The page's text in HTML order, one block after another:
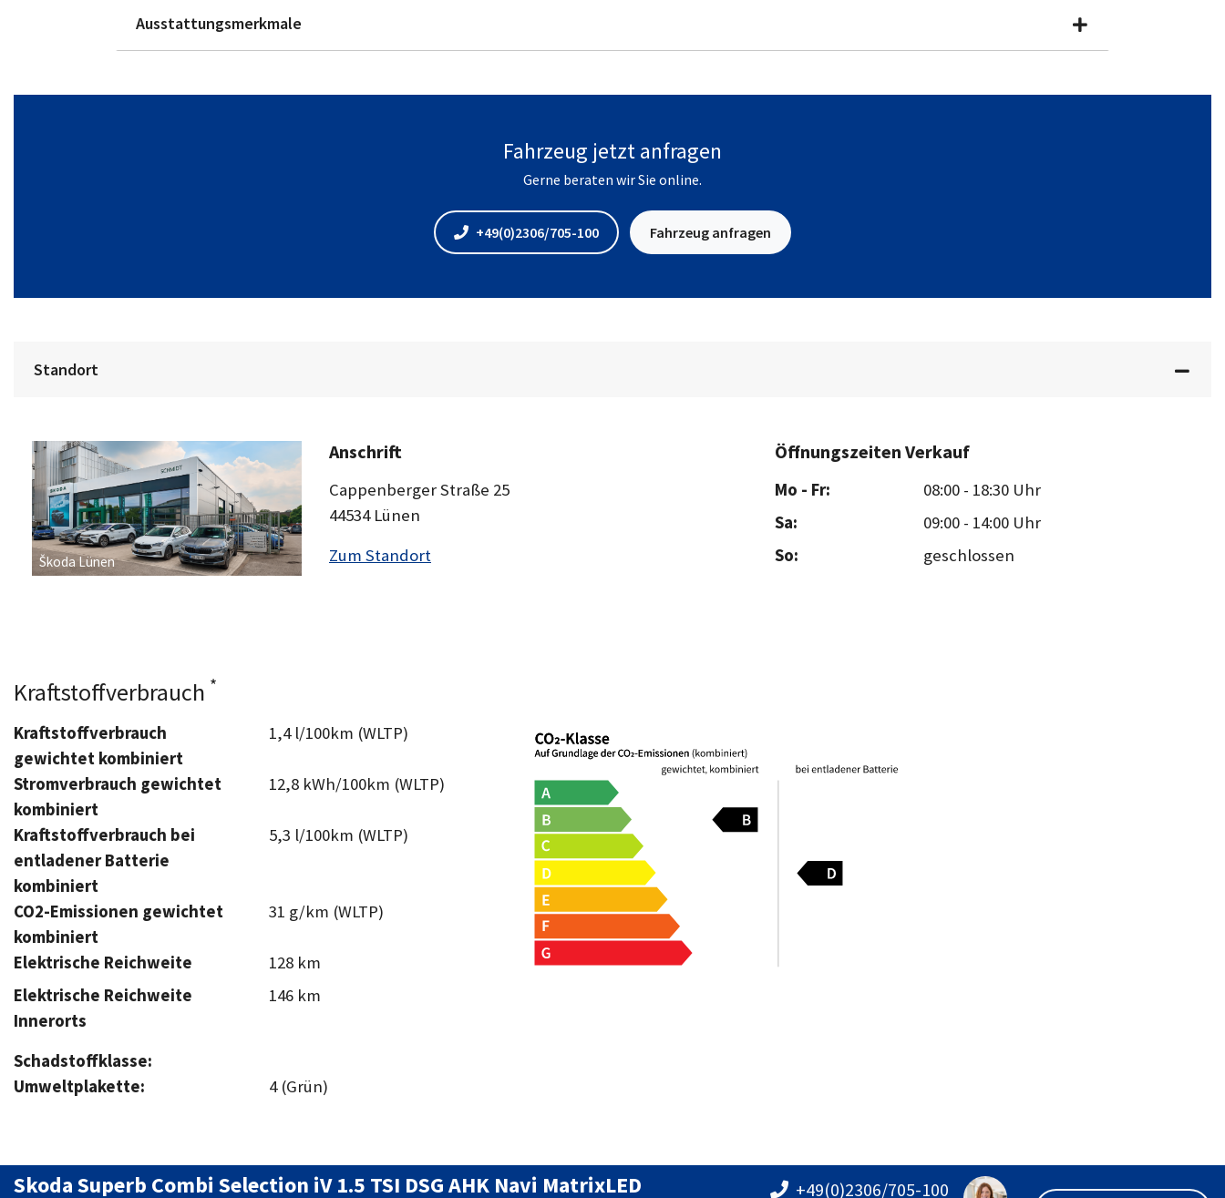
Ausstattungsmerkmale
Fahrzeug jetzt anfragen
Gerne beraten wir Sie online.
+49(0)2306/705-100 Fahrzeug anfragen
Standort
Škoda Lünen
Anschrift
Cappenberger Straße 25
44534 Lünen
Zum Standort
Öffnungszeiten Verkauf
Mo - Fr: 08:00- 18:30 Uhr
Sa:
09:00- 14:00 Uhr
So:
geschlossen
Kraftstoffverbrauch *
Kraftstoffverbrauch
gewichtet kombiniert
1,4 l/100km (WLTP)
Stromverbrauch gewichtet
kombiniert
12,8 kWh/100km (WLTP)
Kraftstoffverbrauch bei
entladener Batterie
kombiniert
5,3 l/100km (WLTP)
CO2-Emissionen gewichtet
kombiniert
31 g/km (WLTP)
Elektrische Reichweite
128 km
Elektrische Reichweite
Innerorts
146 km
Schadstoffklasse:
Umweltplakette:
4 (Grün)
Skoda Superb Combi Selection iV 1.5 TSI DSG AHK Navi MatrixLED
+49(0)2306/705-100